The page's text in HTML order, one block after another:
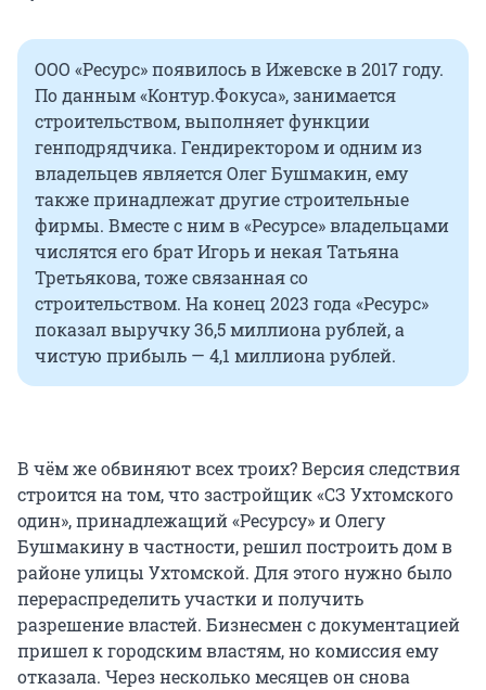
ООО «Ресурс» появилось в Ижевске в 2017 году.
По данным «Контур.Фокуса», занимается
строительством, выполняет функции
генподрядчика. Гендиректором и одним из
владельцев является Олег Бушмакин, ему
также принадлежат другие строительные
фирмы. Вместе с ним в «Ресурсе» владельцами
числятся его брат Игорь и некая Татьяна
Третьякова, тоже связанная со
строительством. На конец 2023 года «Ресурс»
показал выручку 36,5 миллиона рублей, а
чистую прибыль — 4,1 миллиона рублей.
В чём же обвиняют всех троих? Версия следствия
строится на том, что застройщик «СЗ Ухтомского
один», принадлежащий «Ресурсу» и Олегу
Бушмакину в частности, решил построить дом в
районе улицы Ухтомской. Для этого нужно было
перераспределить участки и получить
разрешение властей. Бизнесмен с документацией
пришел к городским властям, но комиссия ему
отказала. Через несколько месяцев он снова